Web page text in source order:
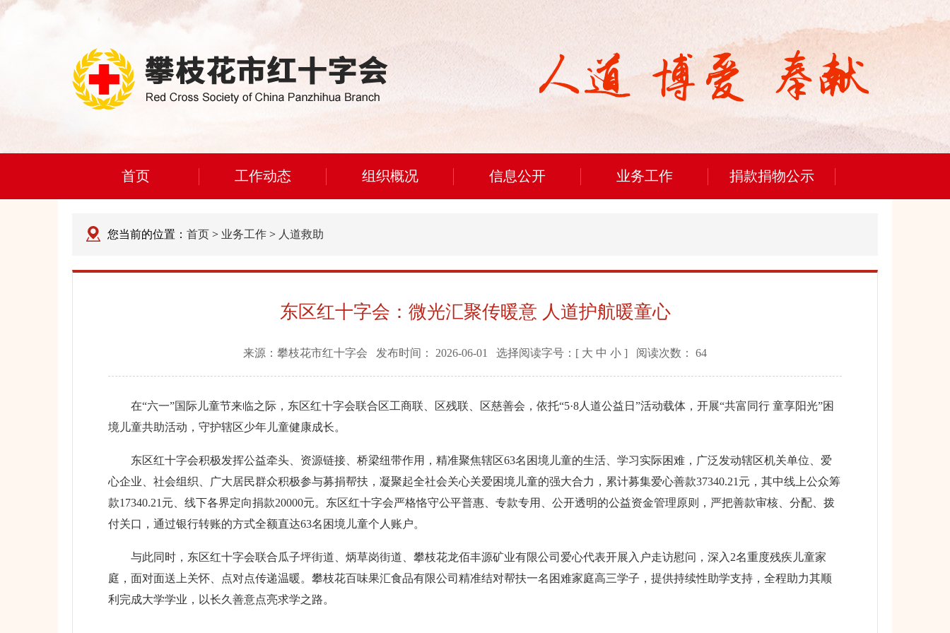
首页 工作动态 组织概况 信息公开 业务工作 捐款捐物公示
您当前的位置： 首页 > 业务工作 > 人道救助
东区红十字会：微光汇聚传暖意 人道护航暖童心
来源： 攀枝花市红十字会 发布时间： 2026-06-01 选择阅读字号：[ 大 中 小 ] 阅读次数： 64
在“六一”国际儿童节来临之际，东区红十字会联合区工商联、区残联、区慈善会，依托“5·8人道公益日”活动载体，开展“共富同行 童享阳光”困
境儿童共助活动，守护辖区少年儿童健康成长。
东区红十字会积极发挥公益牵头、资源链接、桥梁纽带作用，精准聚焦辖区63名困境儿童的生活、学习实际困难，广泛发动辖区机关单位、爱
心企业、社会组织、广大居民群众积极参与募捐帮扶，凝聚起全社会关心关爱困境儿童的强大合力，累计募集爱心善款37340.21元，其中线上公众筹
款17340.21元、线下各界定向捐款20000元。东区红十字会严格恪守公平普惠、专款专用、公开透明的公益资金管理原则，严把善款审核、分配、拨
付关口，通过银行转账的方式全额直达63名困境儿童个人账户。
与此同时，东区红十字会联合瓜子坪街道、炳草岗街道、攀枝花龙佰丰源矿业有限公司爱心代表开展入户走访慰问，深入2名重度残疾儿童家
庭，面对面送上关怀、点对点传递温暖。攀枝花百味果汇食品有限公司精准结对帮扶一名困难家庭高三学子，提供持续性助学支持，全程助力其顺
利完成大学学业，以长久善意点亮求学之路。